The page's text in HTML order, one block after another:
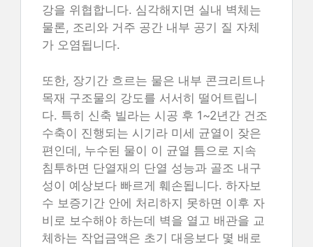
강을 위협합니다. 심각해지면 실내 벽체는
물론, 조리와 거주 공간 내부 공기 질 자체
가 오염됩니다.
또한, 장기간 흐르는 물은 내부 콘크리트나
목재 구조물의 강도를 서서히 떨어트립니
다. 특히 신축 빌라는 시공 후 1~2년간 건조
수축이 진행되는 시기라 미세 균열이 잦은
편인데, 누수된 물이 이 균열 틈으로 지속
침투하면 단열재의 단열 성능과 골조 내구
성이 예상보다 빠르게 훼손됩니다. 하자보
수 보증기간 안에 처리하지 못하면 이후 자
비로 보수해야 하는데 벽을 열고 배관을 교
체하는 작업금액은 초기 대응보다 몇 배로